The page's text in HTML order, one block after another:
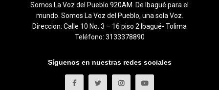
Somos La Voz del Pueblo 920AM. De Ibagué para el
mundo. Somos La Voz del Pueblo, una sola Voz.
Direccion: Calle 10 No. 3 – 16 piso 2 Ibagué- Tolima
Teléfono: 3133378890
Síguenos en nuestras redes sociales